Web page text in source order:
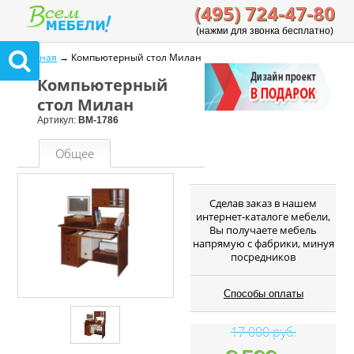
(495) 724-47-80
(нажми для звонка бесплатно)
Главная → Компьютерный стол Милан
Компьютерный
стол Милан
Артикул: ВМ-1786
Общее
Cделав заказ в нашем
интернет-каталоге мебели,
Вы получаете мебель
напрямую с фабрики, минуя
посредников
Способы оплаты
17 000 руб.